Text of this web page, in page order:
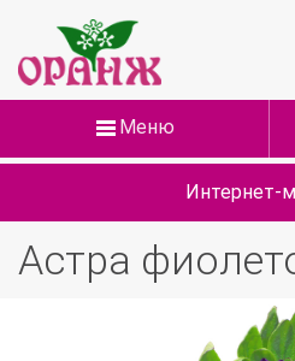
Меню
Интернет-
Астра